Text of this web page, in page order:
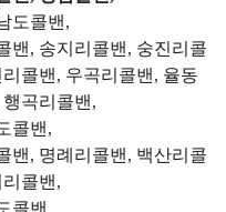
도콜밴,
밴, 송지리콜밴, 숭진리콜
콜밴, 우곡리콜밴, 율동
곡리콜밴,
콜밴,
밴, 명례리콜밴, 백산리콜
콜밴,
콜밴,